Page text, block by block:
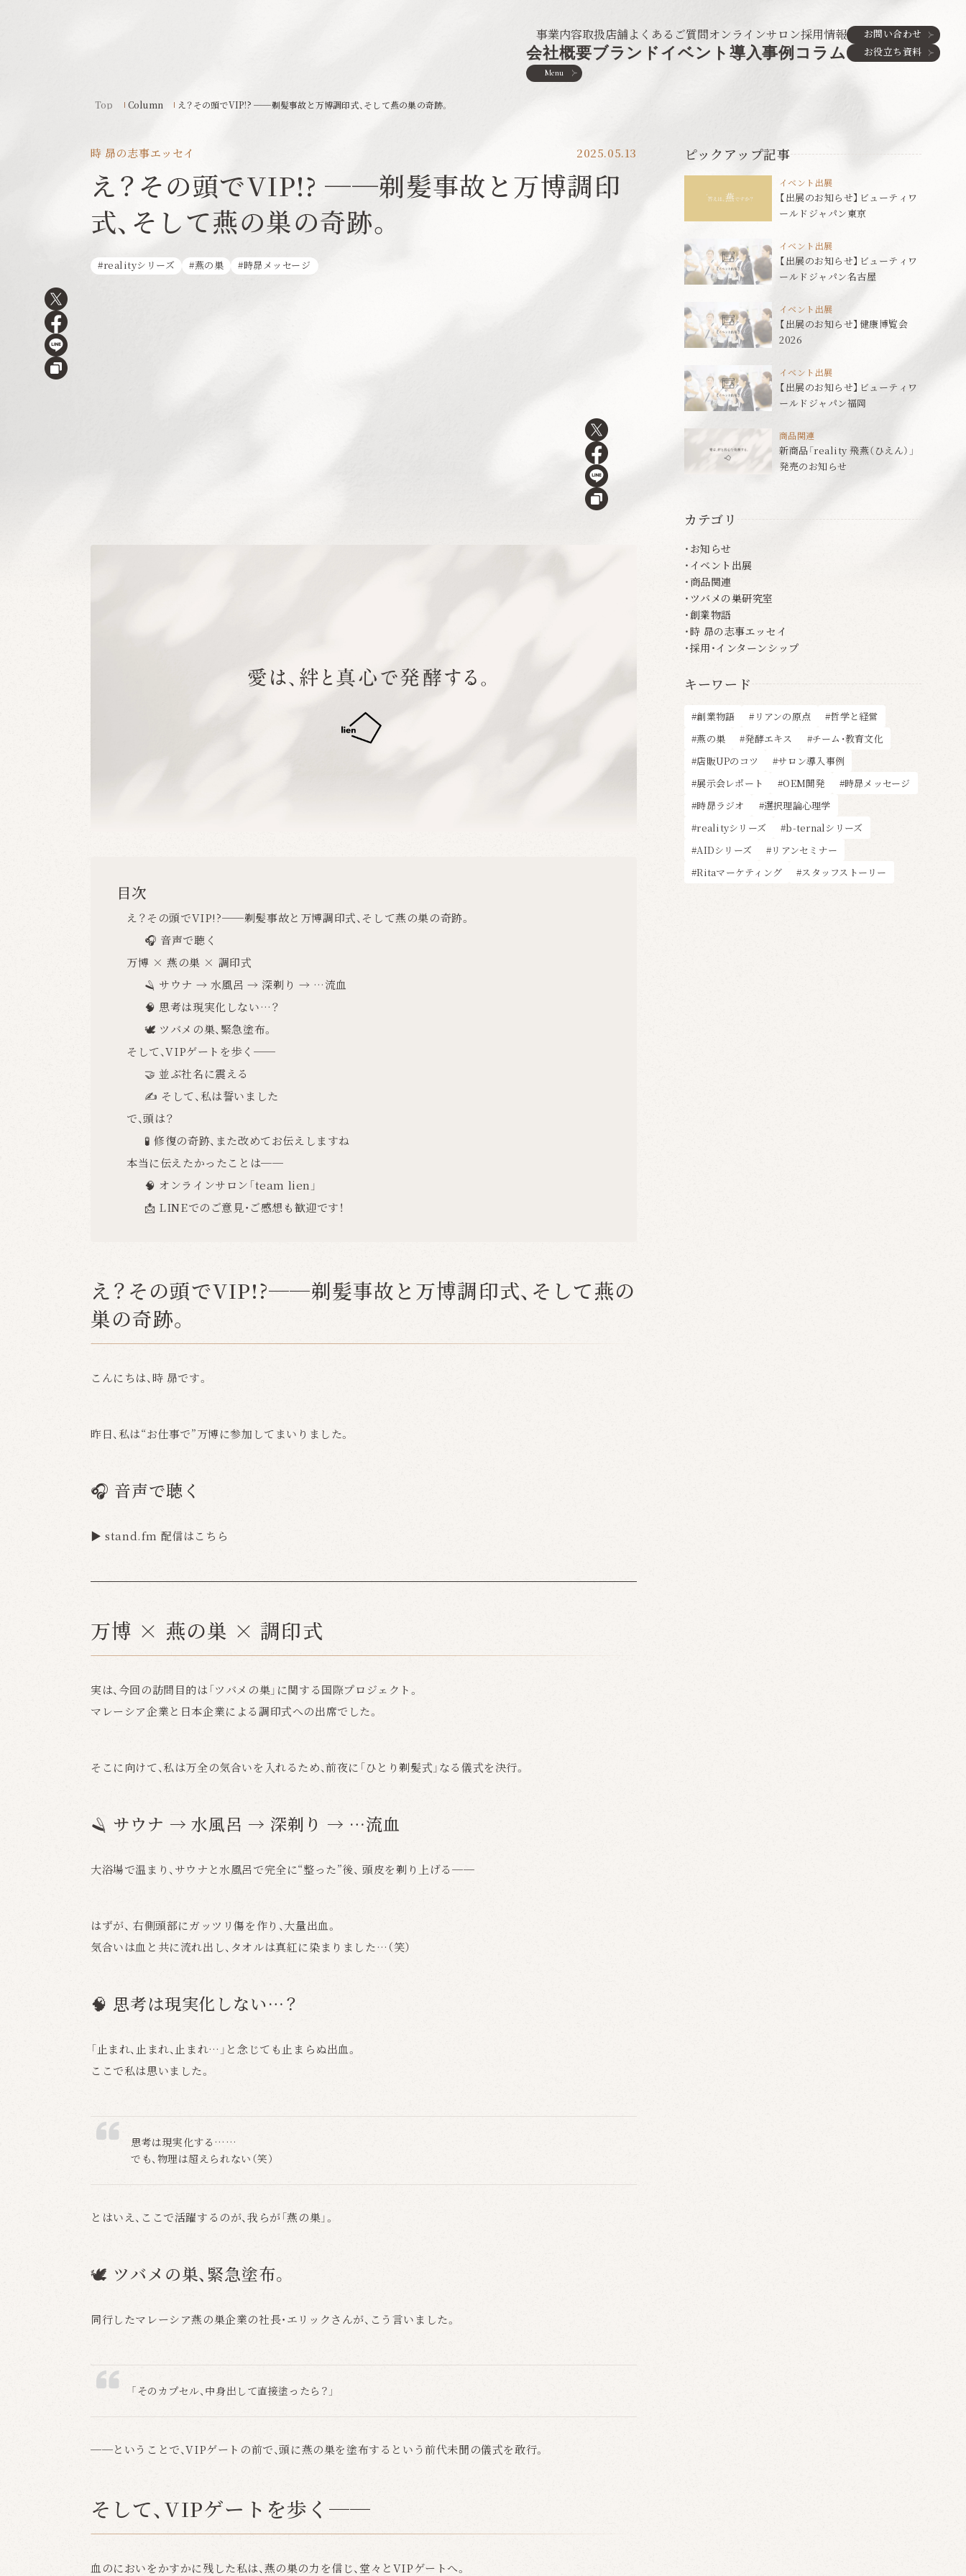
事業内容取扱店舗よくあるご質問オンラインサロン採用情報
会社概要ブランドイベント 導入事例 コラム
お問い合わせ
お役立ち資料
Menu
Top Column え？その頭でVIP!? ──剃髪事故と万博調印式、そして燕の巣の奇跡。
時 昴の志事エッセイ 2025.05.13
え？その頭でVIP!? ──剃髪事故と万博調印
式、そして燕の巣の奇跡。
realityシリーズ 燕の巣 時昴メッセージ
目次
え？その頭でVIP!?──剃髪事故と万博調印式、そして燕の巣の奇跡。
🎧 音声で聴く
万博 × 燕の巣 × 調印式
🪒 サウナ → 水風呂 → 深剃り → …流血
🧠 思考は現実化しない…？
🕊 ツバメの巣、緊急塗布。
そして、VIPゲートを歩く──
🤝 並ぶ社名に震える
✍️ そして、私は誓いました
で、頭は？
🧪 修復の奇跡、また改めてお伝えしますね
本当に伝えたかったことは──
🧠 オンラインサロン「team lien」
📩 LINEでのご意見・ご感想も歓迎です！
え？その頭でVIP!?──剃髪事故と万博調印式、そして燕の
巣の奇跡。
こんにちは、時 昴です。
昨日、私は“お仕事で”万博に参加してまいりました。
🎧 音声で聴く
▶ stand.fm 配信はこちら
万博 × 燕の巣 × 調印式
実は、今回の訪問目的は「ツバメの巣」に関する国際プロジェクト。
マレーシア企業と日本企業による調印式への出席でした。
そこに向けて、私は万全の気合いを入れるため、前夜に「ひとり剃髪式」なる儀式を決行。
🪒 サウナ → 水風呂 → 深剃り → …流血
大浴場で温まり、サウナと水風呂で完全に“整った”後、 頭皮を剃り上げる──
はずが、 右側頭部にガッツリ傷を作り、大量出血。
気合いは血と共に流れ出し、タオルは真紅に染まりました…（笑）
🧠 思考は現実化しない…？
「止まれ、止まれ、止まれ…」と念じても止まらぬ出血。
ここで私は思いました。
思考は現実化する……
でも、物理は超えられない（笑）
とはいえ、ここで活躍するのが、我らが「燕の巣」。
🕊 ツバメの巣、緊急塗布。
同行したマレーシア燕の巣企業の社長・エリックさんが、こう言いました。
「そのカプセル、中身出して直接塗ったら？」
──ということで、VIPゲートの前で、頭に燕の巣を塗布するという前代未聞の儀式を敢行。
そして、VIPゲートを歩く──
血のにおいをかすかに残した私は、燕の巣の力を信じ、堂々とVIPゲートへ。
ピックアップ記事
イベント出展
【出展のお知らせ】ビューティワ
ールドジャパン東京
イベント出展
【出展のお知らせ】ビューティワ
ールドジャパン名古屋
イベント出展
【出展のお知らせ】健康博覧会
2026
イベント出展
【出展のお知らせ】ビューティワ
ールドジャパン福岡
商品関連
新商品「reality 飛燕（ひえん）」
発売のお知らせ
カテゴリ
お知らせ
イベント出展
商品関連
ツバメの巣研究室
創業物語
時 昴の志事エッセイ
採用・インターンシップ
キーワード
創業物語 リアンの原点
哲学と経営
燕の巣
発酵エキス
チーム・教育文化
店販UPのコツ
サロン導入事例
展示会レポート
OEM開発
時昴メッセージ
時昴ラジオ
選択理論心理学
realityシリーズ
b-ternalシリーズ
AIDシリーズ
リアンセミナー
Ritaマーケティング
スタッフストーリー